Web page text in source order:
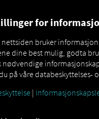
for
nettsiden bruker
dine best mulig, godta
nødvendige
på våre databeskyttelses-
|